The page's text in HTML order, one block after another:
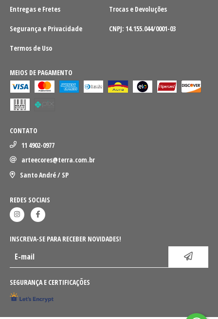
Entregas e Fretes Trocas e Devoluções
Segurança e Privacidade CNPJ: 14.155.044/0001-03
Termos de Uso
MEIOS DE PAGAMENTO
CONTATO
11 4902-0977
arteecores@terra.com.br
Santo André / SP
REDES SOCIAIS
INSCREVA-SE PARA RECEBER NOVIDADES!
SEGURANÇA E CERTIFICAÇÕES